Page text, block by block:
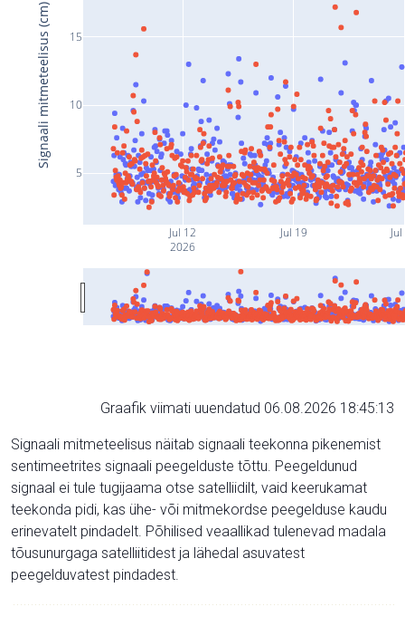
Jul 12
2026
Jul 19
5
10
15
Signaali mitmeteelisus (cm)
Graafik viimati uuendatud 06.08.2026 18:45:13
Signaali mitmeteelisus näitab signaali teekonna pikenemist
sentimeetrites signaali peegelduste tõttu. Peegeldunud
signaal ei tule tugijaama otse satelliidilt, vaid keerukamat
teekonda pidi, kas ühe- või mitmekordse peegelduse kaudu
erinevatelt pindadelt. Põhilised veaallikad tulenevad madala
tõusunurgaga satelliitidest ja lähedal asuvatest
peegelduvatest pindadest.